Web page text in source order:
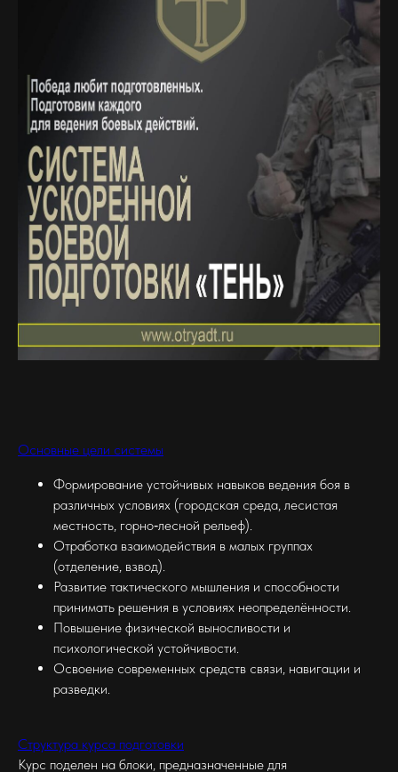
Основные цели системы
Формирование устойчивых навыков ведения боя в
различных условиях (городская среда, лесистая
местность, горно‑лесной рельеф).
Отработка взаимодействия в малых группах
(отделение, взвод).
Развитие тактического мышления и способности
принимать решения в условиях неопределённости.
Повышение физической выносливости и
психологической устойчивости.
Освоение современных средств связи, навигации и
разведки.
Структура курса подготовки
Курс поделен на блоки, предназначенные для